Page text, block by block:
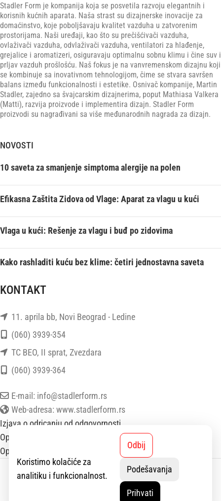
Stadler Form je kompanija koja se posvetila razvoju elegantnih i
korisnih kućnih aparata. Naša strast su dizajnerske inovacije za
domaćinstvo, koje poboljšavaju kvalitet vazduha u zatvorenim
prostorijama. Naši uređaji, kao što su prečišćivači vazduha,
ovlaživači vazduha, odvlaživači vazduha, ventilatori za hlađenje,
grejalice i aromatizeri, osiguravaju optimalnu sobnu klimu i čine suv i
prljav vazduh prošlošću. Naš fokus je na vanvremenskom dizajnu koji
se kombinuje sa inovativnom tehnologijom, čime se stvara savršen
balans između funkcionalnosti i estetike. Osnivač kompanije, Martin
Stadler, zajedno sa švajcarskim dizajnerima, poput Mathiasa Valkera
(Matti), razvija proizvode i implementira dizajn. Stadler Form
proizvodi su nagrađivani sa više međunarodnih nagrada za dizajn.
NOVOSTI
10 saveta za smanjenje simptoma alergije na polen
Efikasna Zaštita Zidova od Vlage: Aparat za vlagu u kući
Vlaga u kući: Rešenje za vlagu i buđ po zidovima
Kako rashladiti kuću bez klime: četiri jednostavna saveta
KONTAKT
11. aprila bb, Novi Beograd - Ledine
(060) 3939-354
TC BEO, II sprat, Zvezdara
(060) 3939-364
E-mail: info@stadlerform.rs
Web-adresa: www.stadlerform.rs
Izjava o odricanju od odgovornosti
Opšti uslovi poslovanja
Opšti uslovi prodaje
StadlerForm 2025 SVA PRAVA ZADRŽANA.
Koristimo kolačiće za
analitiku i funkcionalnost.
Odbij
Podešavanja
Prihvati